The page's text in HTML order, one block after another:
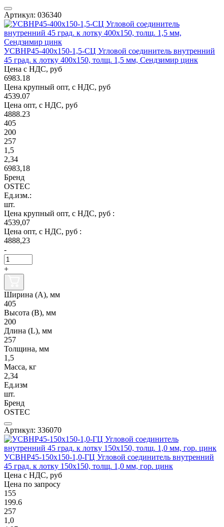
Артикул: 036340
УСВНР45-400х150-1,5-СЦ Угловой соединитель внутренний
45 град. к лотку 400х150, толщ. 1,5 мм, Сендзимир цинк
Цена с НДС, руб
6983.18
Цена крупный опт, с НДС, руб
4539.07
Цена опт, с НДС, руб
4888.23
405
200
257
1,5
2,34
6983,18
Бренд
OSTEC
Ед.изм.:
шт.
Цена крупный опт, с НДС, руб :
4539,07
Цена опт, с НДС, руб :
4888,23
-
+
Ширина (А), мм
405
Высота (В), мм
200
Длина (L), мм
257
Толщина, мм
1,5
Масса, кг
2,34
Ед.изм
шт.
Бренд
OSTEC
Артикул: 336070
УСВНР45-150х150-1,0-ГЦ Угловой соединитель внутренний
45 град. к лотку 150х150, толщ. 1,0 мм, гор. цинк
Цена с НДС, руб
Цена по запросу
155
199.6
257
1,0